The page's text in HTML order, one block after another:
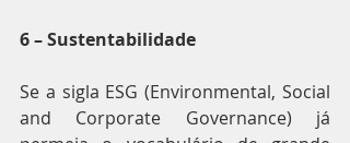
6 – Sustentabilidade
Se a sigla ESG (Environmental, Social
and Corporate Governance) já